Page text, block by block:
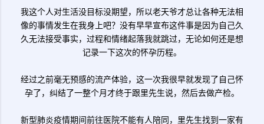
我这个人对生活没目标没期望，所以老天爷才总让各种无法相
像的事情发生在我身上吧？没有早早宣布这件事是因为自己久
久无法接受事实，过程和情绪起落我就跳过，无论如何还是想
记录一下这次的怀孕历程。
经过之前毫无预感的流产体验，这一次我很早就发现了自己怀
孕了，纠结了一整个月才终于跟里先生说，然后去做产检。
新型肺炎疫情期间前往医院不能有人陪同，里先生找到一家有